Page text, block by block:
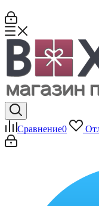
Сравнение0